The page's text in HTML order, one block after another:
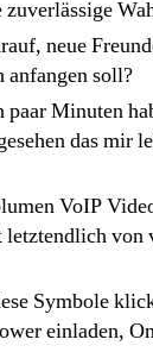
neue
anfangen soll?
Minuten
das mir
VoIP
letztendlich von
Symbole
einladen,